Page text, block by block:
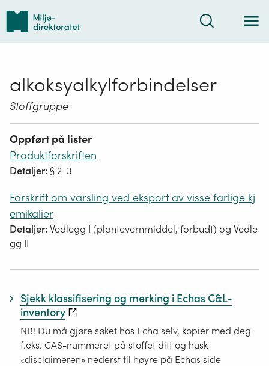
Tilbake
forsiden
Søk
alkoksyalkylforbindelser
Stoffgruppe
Oppført på lister
Produktforskriften
Detaljer: § 2-3
Forskrift om varsling ved eksport av visse farlige kj
emikalier
Detaljer:Vedlegg I (plantevernmiddel, forbudt) og Vedle
gg II
Sjekk klassifisering og merking i Echas C&L-
inventory
NB! Du må gjøre søket hos Echa selv, kopier med deg
f.eks. CAS-nummeret på stoffet ditt og husk
«disclaimeren» nederst til høyre på Echas side